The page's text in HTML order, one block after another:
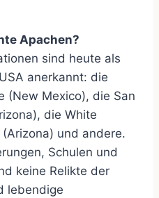
Apachen?
sind heute als
anerkannt: die
(New Mexico), die San
die White
und andere.
Schulen und
keine Relikte der
lebendige